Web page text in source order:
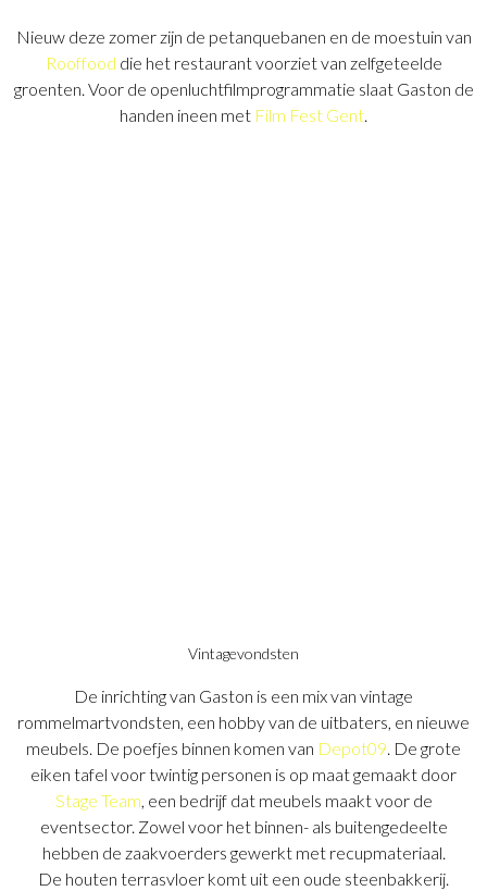
Nieuw deze zomer zijn de petanquebanen en de moestuin van
Rooffood die het restaurant voorziet van zelfgeteelde
groenten. Voor de openluchtfilmprogrammatie slaat Gaston de
handen ineen met Film Fest Gent.
Vintagevondsten
De inrichting van Gaston is een mix van vintage
rommelmartvondsten, een hobby van de uitbaters, en nieuwe
meubels. De poefjes binnen komen van Depot09. De grote
eiken tafel voor twintig personen is op maat gemaakt door
Stage Team, een bedrijf dat meubels maakt voor de
eventsector. Zowel voor het binnen- als buitengedeelte
hebben de zaakvoerders gewerkt met recupmateriaal.
De houten terrasvloer komt uit een oude steenbakkerij.